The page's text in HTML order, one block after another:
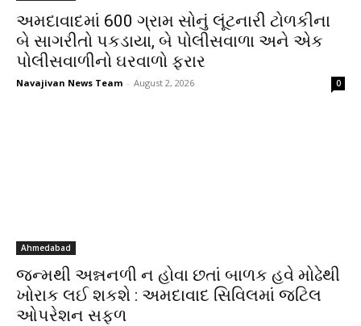
અમદાવાદમાં 600 ગ્રામ સોનું લૂંટનારી ટોળકીના
બે સાગરીતો પકડાયા, બે પોલીસવાળા અને એક
પોલીસવાળીનો ઘરવાળો ફરાર
Navajivan News Team - August 2, 2026 0
Ahmedabad
જન્મથી અન્નનળી ન હોવા છતાં બાળક હવે મોઢેથી
ખોરાક લઈ શકશે : અમદાવાદ સિવિલમાં જટિલ
ઓપરેશન સફળ